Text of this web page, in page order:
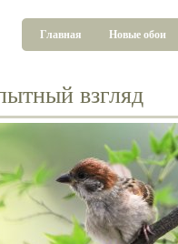
Главная Новые обои
взгляд